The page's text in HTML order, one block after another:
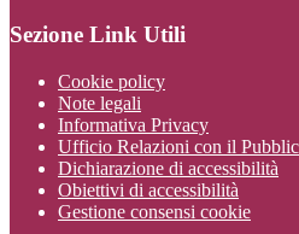
Sezione Link Utili
Cookie policy
Note legali
Informativa Privacy
Ufficio Relazioni con il
Dichiarazione di accessibilità
Obiettivi di accessibilità
Gestione consensi cookie